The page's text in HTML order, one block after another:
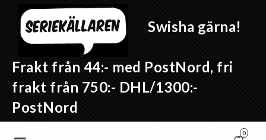
Swisha gärna!
Frakt från 44:- med PostNord, fri
frakt från 750:- DHL/1300:-
PostNord
0